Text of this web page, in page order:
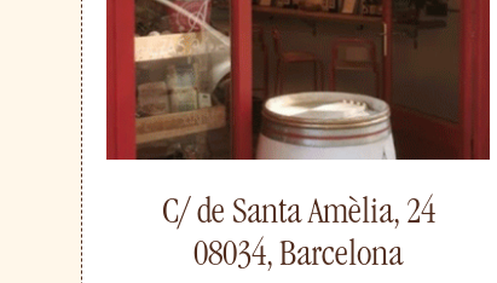
C/ de Santa Amèlia, 24
08034, Barcelona